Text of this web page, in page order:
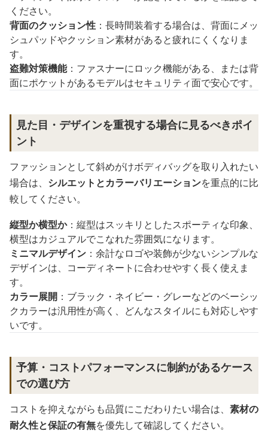
ください。
背面のクッション性 ：長時間装着する場合は、背面にメッ
シュパッドやクッション素材があると疲れにくくなりま
す。
盗難対策機能：ファスナーにロック機能がある、または背
面にポケットがあるモデルはセキュリティ面で安心です。
見た目・デザインを重視する場合に見るべきポイ
ント
ファッションとして斜めがけボディバッグを取り入れたい
場合は、 シルエットとカラーバリエーションを重点的に比
較してください。
縦型か横型か：縦型はスッキリとしたスポーティな印象、
横型はカジュアルでこなれた雰囲気になります。
ミニマルデザイン ：余計なロゴや装飾が少ないシンプルな
デザインは、コーディネートに合わせやすく長く使えま
す。
カラー展開 ：ブラック・ネイビー・グレーなどのベーシッ
クカラーは汎用性が高く、どんなスタイルにも対応しやす
いです。
予算・コストパフォーマンスに制約があるケース
での選び方
コストを抑えながらも品質にこだわりたい場合は、 素材の
耐久性と保証の有無を優先して確認してください。